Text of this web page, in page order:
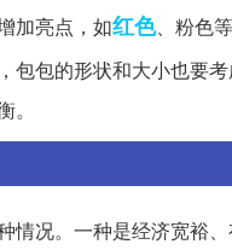
加亮点，如红色、粉色
包包的形状和大小也要
情况。一种是经济宽裕